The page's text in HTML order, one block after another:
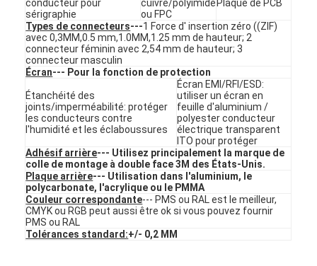
Contact à membrane de FPC
Interrupteur à membrane étanche
Commutateur à membrane d'impression numérique
commutateur de membrane rétroéclairée
Recouvrement graphique
Contact à membrane médical
Commutateur à membrane plate
Commutateur de membrane ESD
conducteur pour
sérigraphie
cuivre/polyimide
ou FPC
Plaque de PCB
Types de connecteurs---1 Force d' insertion zéro ((ZIF)
avec 0,3MM,0.5 mm,1.0MM,1.25 mm de hauteur; 2
connecteur féminin avec 2,54 mm de hauteur; 3
connecteur masculin
Écran--- Pour la fonction de protection
Étanchéité des
joints/imperméabilité: protéger
les conducteurs contre
l'humidité et les éclaboussures
Écran EMI/RFI/ESD:
utiliser un écran en
feuille d'aluminium /
polyester conducteur
électrique transparent
ITO pour protéger
Adhésif arrière--- Utilisez principalement la marque de
colle de montage à double face 3M des États-Unis.
Plaque arrière--- Utilisation dans l'aluminium, le
polycarbonate, l'acrylique ou le PMMA
Couleur correspondante--- PMS ou RAL est le meilleur,
CMYK ou RGB peut aussi être ok si vous pouvez fournir
PMS ou RAL
Tolérances standard:+/- 0,2 MM